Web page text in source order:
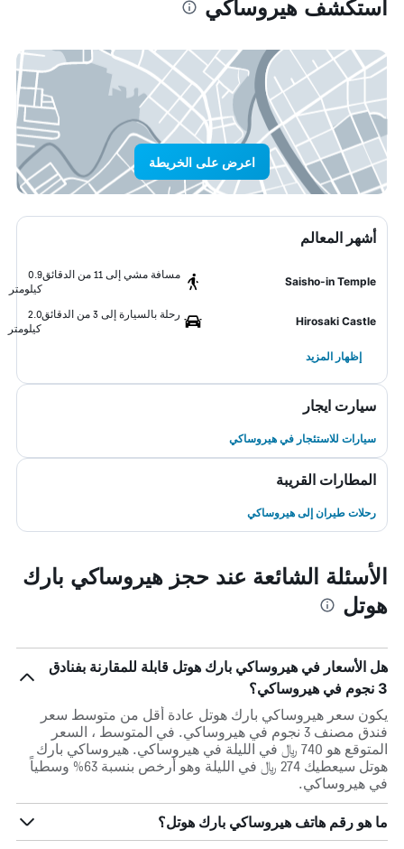
استكشف هيروساكي
اعرض على الخريطة
أشهر المعالم
Saisho-in Temple
مسافة مشي إلى 11 من الدقائق
0.9
كيلومتر
Hirosaki Castle
رحلة بالسيارة إلى 3 من الدقائق
2.0
كيلومتر
إظهار المزيد
سيارت ايجار
سيارات للاستئجار في هيروساكي
المطارات القريبة
رحلات طيران إلى هيروساكي
الأسئلة الشائعة عند حجز هيروساكي بارك
هوتل
هل الأسعار في هيروساكي بارك هوتل قابلة للمقارنة بفنادق
3 نجوم في هيروساكي؟
يكون سعر هيروساكي بارك هوتل عادة أقل من متوسط ​​سعر
فندق مصنف 3 نجوم في هيروساكي. في المتوسط ، السعر
المتوقع هو 740 ﷼ في الليلة في هيروساكي. هيروساكي بارك
هوتل سيعطيك 274 ﷼ في الليلة وهو أرخص بنسبة 63% وسطياً
في هيروساكي.
ما هو رقم هاتف هيروساكي بارك هوتل؟